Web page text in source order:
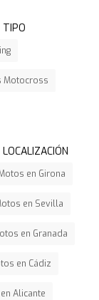
TIPO
Motocross
en Girona
en Sevilla
en Granada
en Cádiz
Alicante